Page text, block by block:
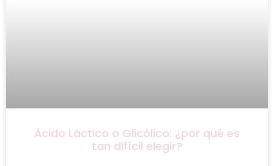
Ácido Láctico o Glicólico: ¿por qué es
tan difícil elegir?